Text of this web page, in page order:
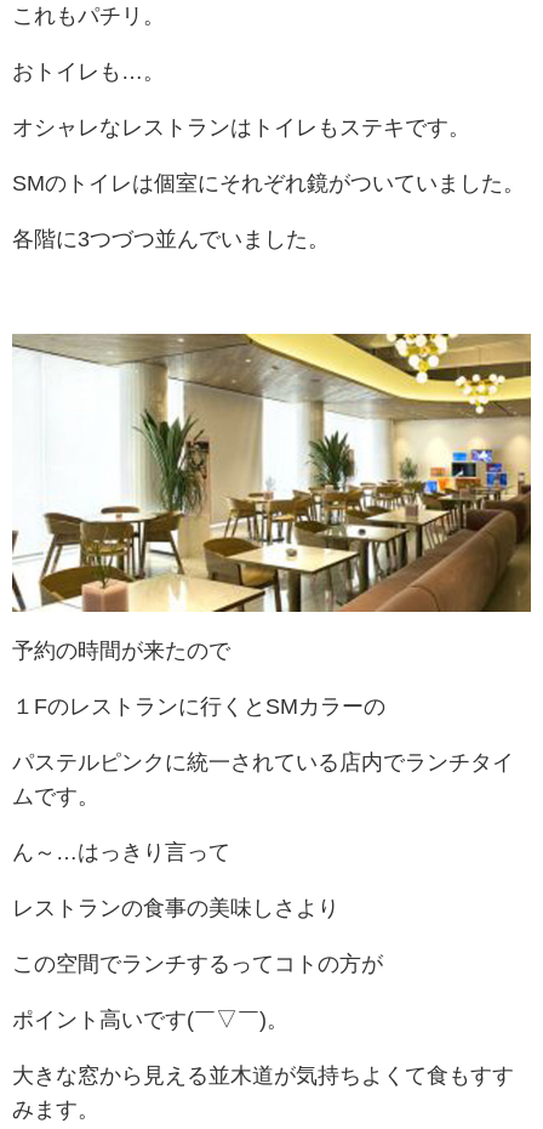
これもパチリ。
おトイレも…。
オシャレなレストランはトイレもステキです。
SMのトイレは個室にそれぞれ鏡がついていました。
各階に3つづつ並んでいました。
予約の時間が来たので
１Fのレストランに行くとSMカラーの
パステルピンクに統一されている店内でランチタイ
ムです。
ん～…はっきり言って
レストランの食事の美味しさより
この空間でランチするってコトの方が
ポイント高いです(￣▽￣)。
大きな窓から見える並木道が気持ちよくて食もすす
みます。